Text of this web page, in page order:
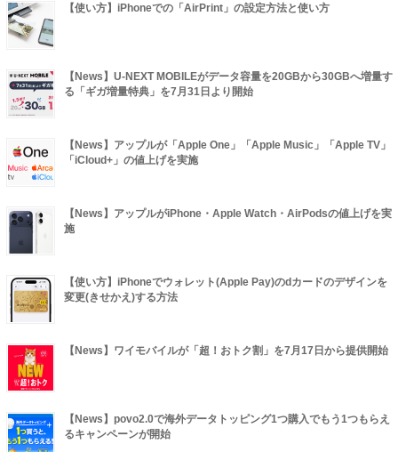
【使い方】iPhoneでの「AirPrint」の設定方法と使い方
【News】U-NEXT MOBILEがデータ容量を20GBから30GBへ増量す
る「ギガ増量特典」を7月31日より開始
【News】アップルが「Apple One」「Apple Music」「Apple TV」
「iCloud+」の値上げを実施
【News】アップルがiPhone・Apple Watch・AirPodsの値上げを実
施
【使い方】iPhoneでウォレット(Apple Pay)のdカードのデザインを
変更(きせかえ)する方法
【News】ワイモバイルが「超！おトク割」を7月17日から提供開始
【News】povo2.0で海外データトッピング1つ購入でもう1つもらえ
るキャンペーンが開始